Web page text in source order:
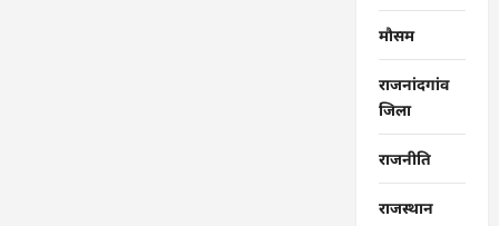
मौसम
राजनांदगांव
जिला
राजनीति
राजस्थान